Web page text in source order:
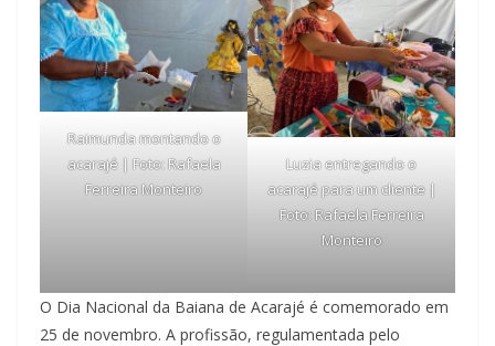
Raimunda montando o
acarajé | Foto: Rafaela
Ferreira Monteiro
Luzia entregando o
acarajé para um cliente |
Foto: Rafaela Ferreira
Monteiro
O Dia Nacional da Baiana de Acarajé é comemorado em
25 de novembro. A profissão, regulamentada pelo